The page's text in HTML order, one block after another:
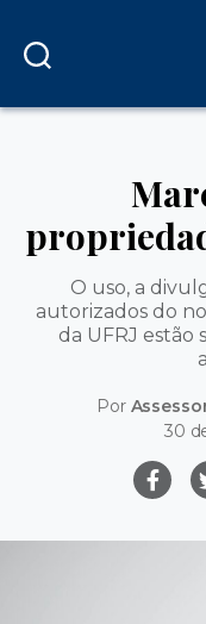
O uso, a
autorizados do
da UFRJ estão
Por
30